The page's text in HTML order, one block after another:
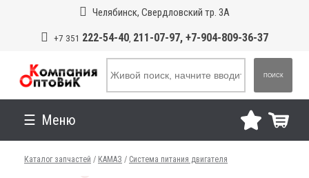
Челябинск, Свердловский тр. 3А
+7 351 222-54-40, 211-07-97, +7-904-809-36-37
ПОИСК
Меню
Каталог запчастей / КАМАЗ / Система питания двигателя